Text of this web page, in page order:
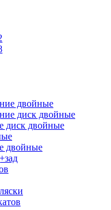
двойные
диск двойные
диск двойные
двойные